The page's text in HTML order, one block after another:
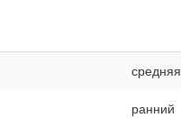
средняя
ранний